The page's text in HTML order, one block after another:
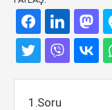
1.Soru